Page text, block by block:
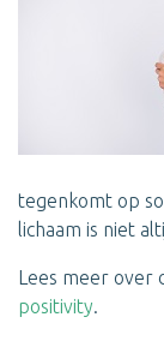
tegenkomt op
lichaam is niet
Lees meer over
positivity.